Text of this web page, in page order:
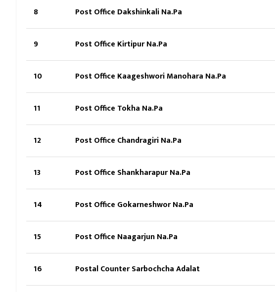
8 Post Office Dakshinkali Na.Pa
9 Post Office Kirtipur Na.Pa
10 Post Office Kaageshwori Manohara Na.Pa
11 Post Office Tokha Na.Pa
12 Post Office Chandragiri Na.Pa
13 Post Office Shankharapur Na.Pa
14 Post Office Gokarneshwor Na.Pa
15 Post Office Naagarjun Na.Pa
16 Postal Counter Sarbochcha Adalat